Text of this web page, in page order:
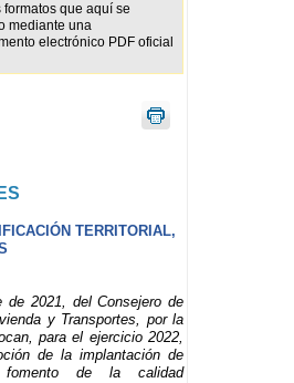
que aquí se
mediante una
electrónico PDF oficial
TERRITORIAL,
de 2021, del Consejero de
y Transportes, por la
para el ejercicio 2022,
de la implantación de
de la calidad